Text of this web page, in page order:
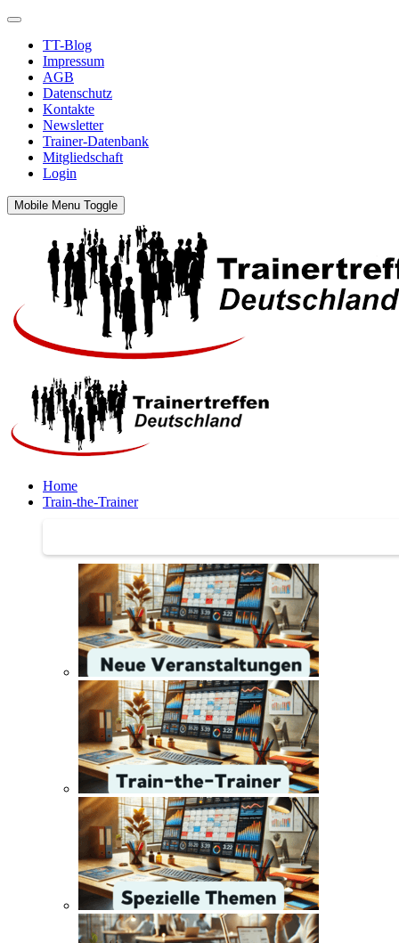
TT-Blog
Impressum
AGB
Datenschutz
Kontakte
Newsletter
Trainer-Datenbank
Mitgliedschaft
Login
Mobile Menu Toggle
Home
Train-the-Trainer